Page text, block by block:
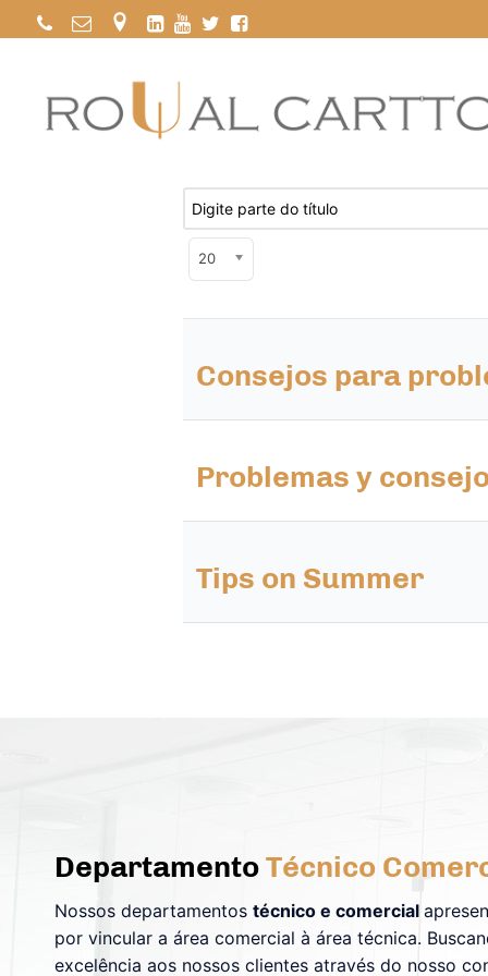
Digite parte do título
Exibir #
20
Consejos para
Problemas y
Tips on Summer
DepartamentoTécnico
Nossos departamentos técnico e comercial
por vincular a área comercial à área técnica.
excelência aos nossos clientes através do nosso